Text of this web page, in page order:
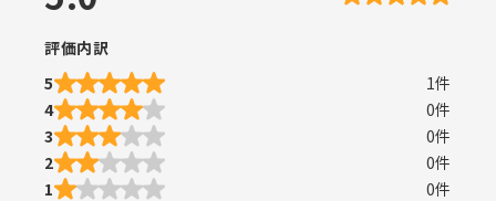
評価内訳
5
1件
4
0件
3
0件
2
0件
1
0件